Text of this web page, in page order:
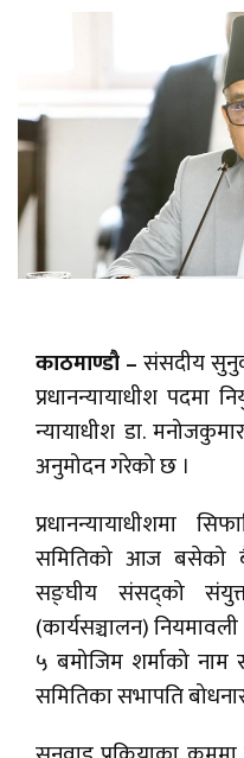
काठमाण्डौ –संसदीय
प्रधानन्यायाधीश पदमा
न्यायाधीश डा.
अनुमोदन गरेको छ ।
प्रधानन्यायाधीशमा
समितिको आज बसेको
सङ्घीय संसद्को
(कार्यसञ्चालन)
५ बमोजिम शर्माको
समितिका सभापति